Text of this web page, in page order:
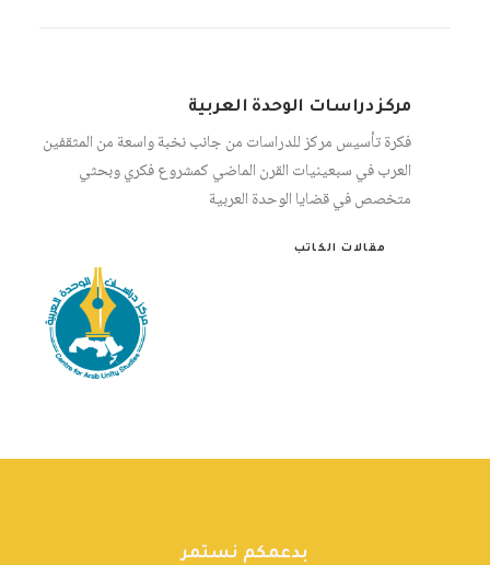
مركز دراسات الوحدة العربية
فكرة تأسيس مركز للدراسات من جانب نخبة واسعة من المثقفين
العرب في سبعينيات القرن الماضي كمشروع فكري وبحثي
متخصص في قضايا الوحدة العربية
مقالات الكاتب
بدعمكم نستمر